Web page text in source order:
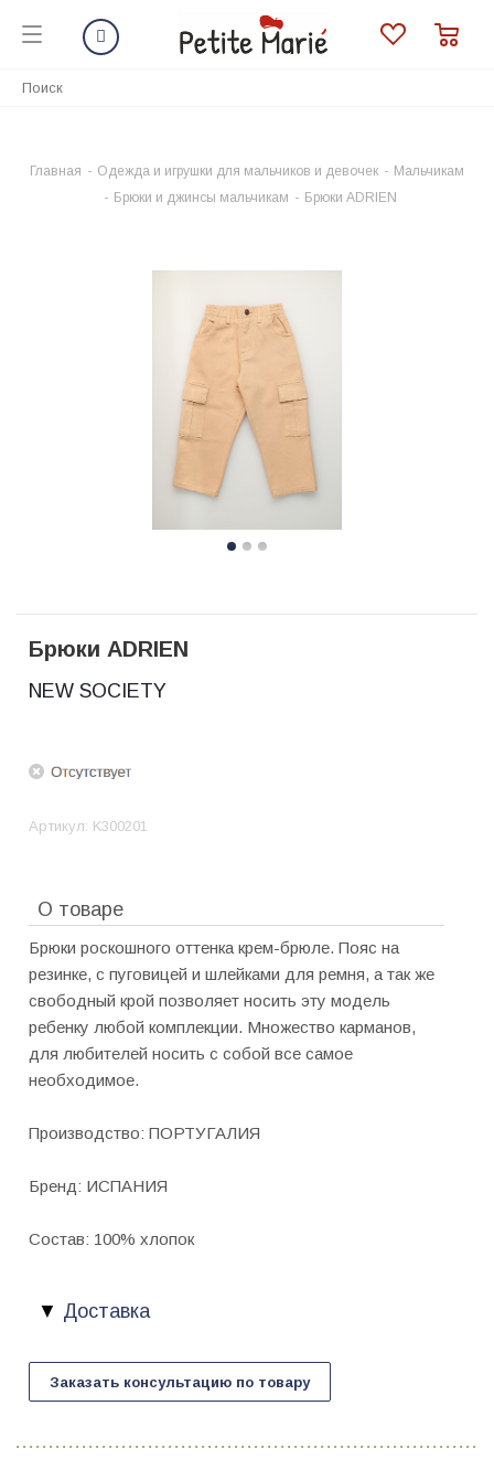
Главная - Одежда и игрушки для мальчиков и девочек - Мальчикам
- Брюки и джинсы мальчикам - Брюки ADRIEN
Брюки ADRIEN
NEW SOCIETY
Артикул: K300201
О товаре
Брюки роскошного оттенка крем-брюле. Пояс на
резинке, с пуговицей и шлейками для ремня, а так же
свободный крой позволяет носить эту модель
ребенку любой комплекции. Множество карманов,
для любителей носить с собой все самое
необходимое.
Производство: ПОРТУГАЛИЯ
Бренд: ИСПАНИЯ
Состав: 100% хлопок
Доставка
Заказать консультацию по товару